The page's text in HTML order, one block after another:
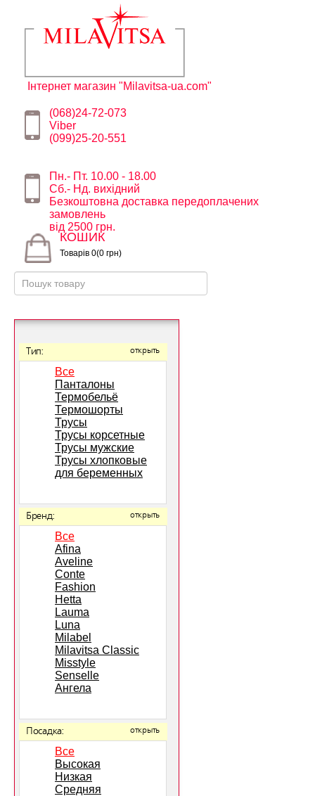
Інтернет магазин "Milavitsa-ua.com"
(068)24-72-073
Viber
(099)25-20-551
Пн.- Пт. 10.00 - 18.00
Сб.- Нд. вихідний
Безкоштовна доставка передоплачених
замовлень
від 2500 грн.
КОШИК
Товарів 0(0 грн)
Тип: открыть
Все
Панталоны
Термобельё
Термошорты
Трусы
Трусы корсетные
Трусы мужские
Трусы хлопковые
для беременных
Бренд: открыть
Все
Afina
Aveline
Conte
Fashion
Hetta
Lauma
Luna
Milabel
Milavitsa Classic
Misstyle
Senselle
Ангела
Посадка: открыть
Все
Высокая
Низкая
Средняя